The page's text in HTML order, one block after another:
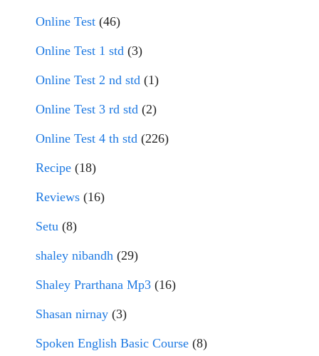
Online Test (46)
Online Test 1 std (3)
Online Test 2 nd std (1)
Online Test 3 rd std (2)
Online Test 4 th std (226)
Recipe (18)
Reviews (16)
Setu (8)
shaley nibandh (29)
Shaley Prarthana Mp3 (16)
Shasan nirnay (3)
Spoken English Basic Course (8)